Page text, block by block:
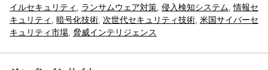
イルセキュリティ , ランサムウェア対策, 侵入検知システム,情報セ
キュリティ , 暗号化技術, 次世代セキュリティ技術, 米国サイバーセ
キュリティ市場, 脅威インテリジェンス